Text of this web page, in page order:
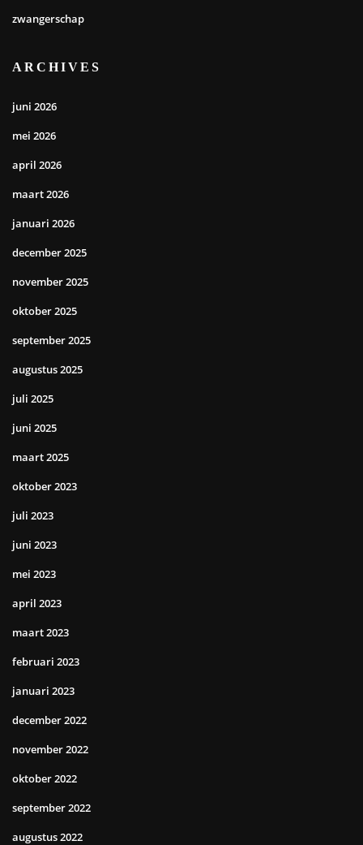
zwangerschap
ARCHIVES
juni 2026
mei 2026
april 2026
maart 2026
januari 2026
december 2025
november 2025
oktober 2025
september 2025
augustus 2025
juli 2025
juni 2025
maart 2025
oktober 2023
juli 2023
juni 2023
mei 2023
april 2023
maart 2023
februari 2023
januari 2023
december 2022
november 2022
oktober 2022
september 2022
augustus 2022